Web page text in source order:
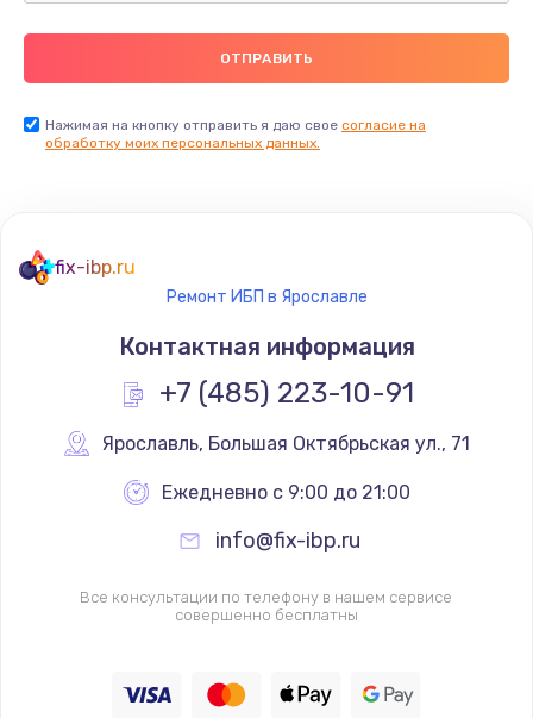
Нажимая на кнопку отправить я даю свое согласие на
обработку моих персональных данных.
fix-ibp.ru
Ремонт ИБП в Ярославле
Контактная информация
+7 (485) 223-10-91
Ярославль, Большая Октябрьская ул., 71
Ежедневно с 9:00 до 21:00
info@fix-ibp.ru
Все консультации по телефону в нашем сервисе
совершенно бесплатны